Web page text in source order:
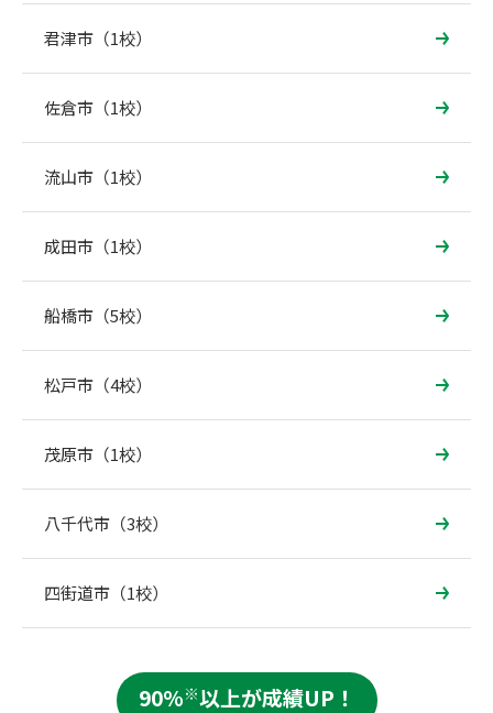
君津市（1校）
佐倉市（1校）
流山市（1校）
成田市（1校）
船橋市（5校）
松戸市（4校）
茂原市（1校）
八千代市（3校）
四街道市（1校）
90%※以上が成績UP！